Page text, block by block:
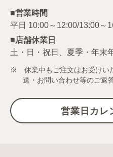
■営業時間
■店舗休業日
土・日・祝日、夏季・年末
※ 休業中もご注文はお受けい
送・お問い合わせ等のご返
営業日カレ